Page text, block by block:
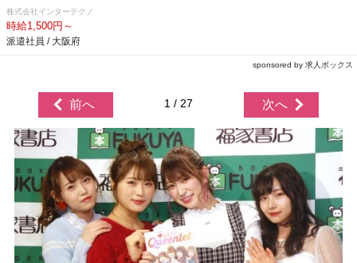
株式会社インターテクノ
時給1,500円～
派遣社員 / 大阪府
sponsored by 求人ボックス
前へ 1 / 27 次へ